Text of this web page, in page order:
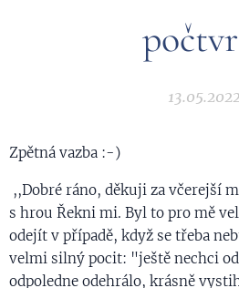
13.05.2022
Zpětná vazba :-)
,,Dobré ráno, děkuji za včerejší
s hrou Řekni mi. Byl to pro mě
odejít v případě, když se třeba
velmi silný pocit: "ještě nechci
odpoledne odehrálo, krásně